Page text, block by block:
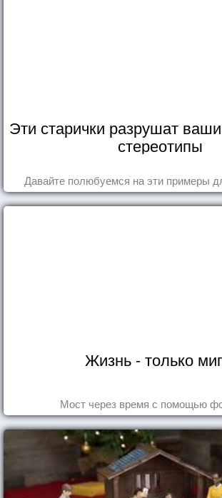
Эти старички разрушат
стереотипы
Давайте полюбуемся на эти примеры
Жизнь - только
Мост через время с помощью